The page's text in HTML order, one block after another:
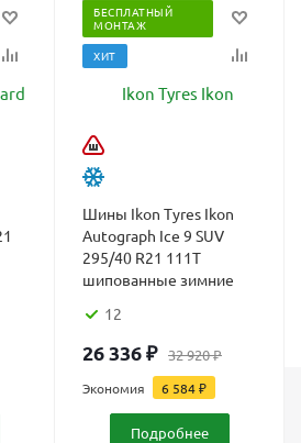
БЕСПЛАТНЫЙ
МОНТАЖ
ХИТ
Шины Ikon Tyres Ikon
Autograph Ice 9 SUV
295/40 R21 111T
шипованные зимние
12
26 336₽ 32 920₽
Экономия 6 584₽
Подробнее